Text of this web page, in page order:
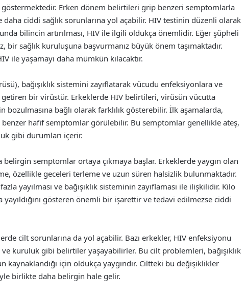
Erken dönem belirtileri grip benzeri semptomlarla
ciddi sağlık sorunlarına yol açabilir. HIV testinin düzenli olarak
bilincin artırılması, HIV ile ilgili oldukça önemlidir. Eğer şüpheli
bir sağlık kuruluşuna başvurmanız büyük önem taşımaktadır.
ile yaşamayı daha mümkün kılacaktır.
bağışıklık sistemini zayıflatarak vücudu enfeksiyonlara ve
getiren bir virüstür. Erkeklerde HIV belirtileri, virüsün vücutta
bozulmasına bağlı olarak farklılık gösterebilir. İlk aşamalarda,
benzer hafif semptomlar görülebilir. Bu semptomlar genellikle ateş,
gibi durumları içerir.
belirgin semptomlar ortaya çıkmaya başlar. Erkeklerde yaygın olan
özellikle geceleri terleme ve uzun süren halsizlik bulunmaktadır.
yayılması ve bağışıklık sisteminin zayıflaması ile ilişkilidir. Kilo
yayıldığını gösteren önemli bir işarettir ve tedavi edilmezse ciddi
cilt sorunlarına da yol açabilir. Bazı erkekler, HIV enfeksiyonu
kuruluk gibi belirtiler yaşayabilirler. Bu cilt problemleri, bağışıklık
kaynaklandığı için oldukça yaygındır. Ciltteki bu değişiklikler
birlikte daha belirgin hale gelir.